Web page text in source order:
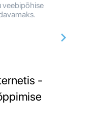
veebipõhise
-